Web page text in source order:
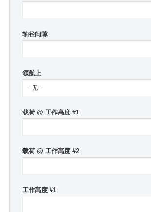
轴径间隙
领航上
载荷 @ 工作高度 #1
载荷 @ 工作高度 #2
工作高度 #1